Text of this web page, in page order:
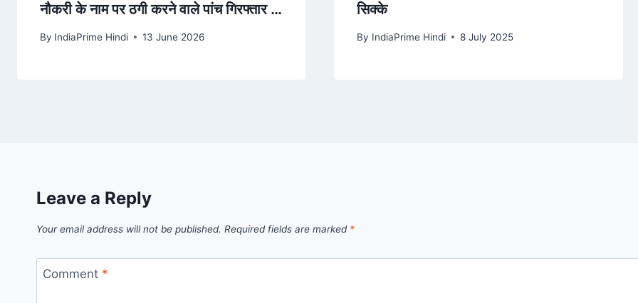
नौकरी के नाम पर ठगी करने वाले पांच गिरफ्तार –
Amar Ujala
By IndiaPrime Hindi 13 June 2026
सिक्के
By IndiaPrime Hindi 8 July 2025
Leave a Reply
Your email address will not be published. Required fields are marked *
Comment *